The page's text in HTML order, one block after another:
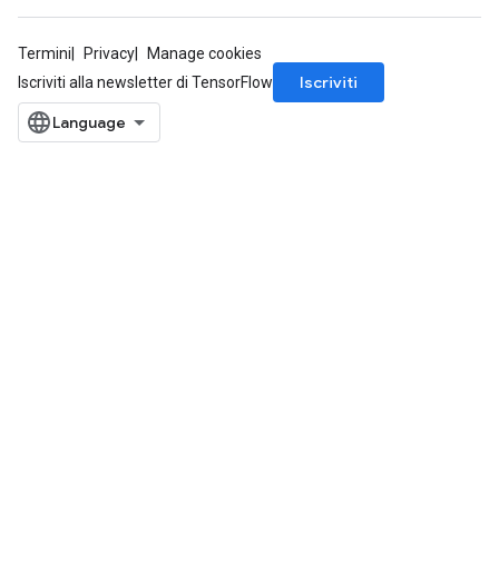
Termini Privacy
Manage cookies
Iscriviti alla newsletter di TensorFlow
Iscriviti